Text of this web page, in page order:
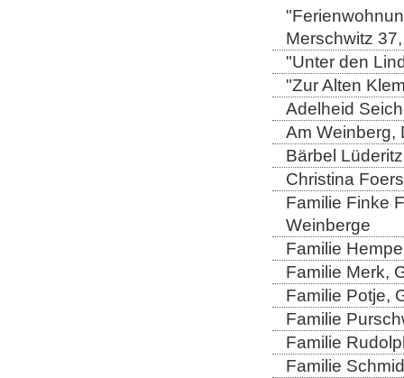
Merschwitz
"Unter den
"Zur Alten
Adelheid
Am Weinberg,
Bärbel
Christina
Familie Finke
Weinberge
Familie
Familie Merk,
Familie Potje,
Familie
Familie
Familie